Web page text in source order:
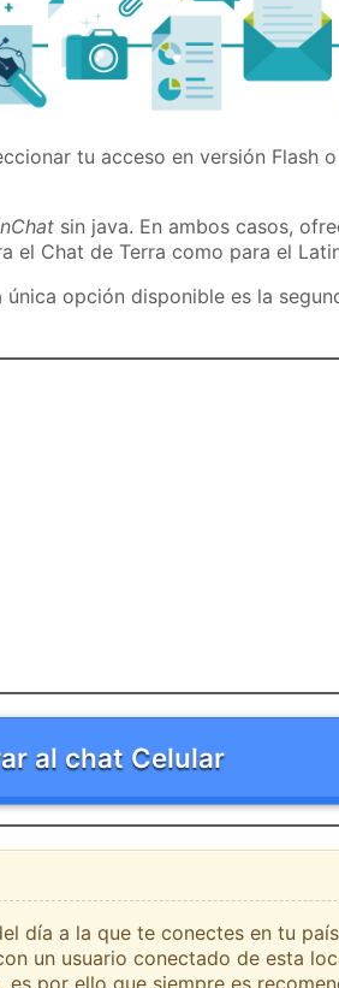
tu acceso en versión Flash
sin java. En ambos casos,
el Chat de Terra como para el
opción disponible es la
al chat Celular
día a la que te conectes en tu
un usuario conectado de esta
, es por ello que siempre es